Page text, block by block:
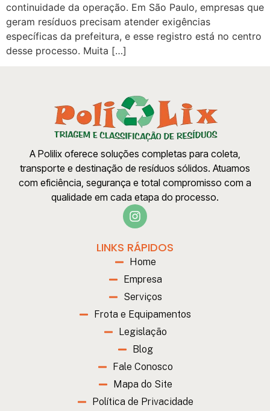
continuidade da operação. Em São Paulo, empresas que
geram resíduos precisam atender exigências
específicas da prefeitura, e esse registro está no centro
desse processo. Muita […]
A Polilix oferece soluções completas para coleta,
transporte e destinação de resíduos sólidos. Atuamos
com eficiência, segurança e total compromisso com a
qualidade em cada etapa do processo.
LINKS RÁPIDOS
Home
Empresa
Serviços
Frota e Equipamentos
Legislação
Blog
Fale Conosco
Mapa do Site
Política de Privacidade